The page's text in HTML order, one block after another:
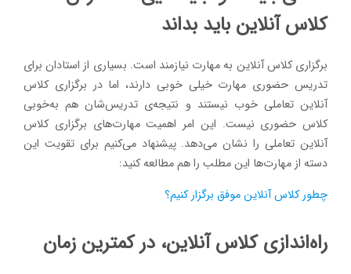
کلاس آنلاین باید بداند
برگزاری کلاس آنلاین به مهارت نیازمند است. بسیاری از استادان برای
تدریس حضوری مهارت خیلی خوبی دارند، اما در برگزاری کلاس
آنلاین تعاملی خوب نیستند و نتیجه‌ی تدریس‌شان هم به‌خوبی
کلاس حضوری نیست. این امر اهمیت مهارت‌های برگزاری کلاس
آنلاین تعاملی را نشان می‌دهد. پیشنهاد می‌کنیم برای تقویت این
دسته از مهارت‌ها این مطلب را هم مطالعه کنید:
چطور کلاس آنلاین موفق برگزار کنیم؟
راه‌اندازی کلاس آنلاین، در کمترین زمان